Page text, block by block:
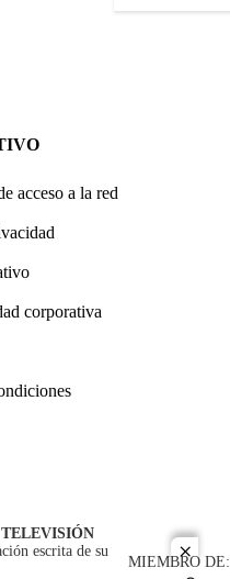
close
acceso a la red
corporativa
escrita de su
MIEMBRO DE: